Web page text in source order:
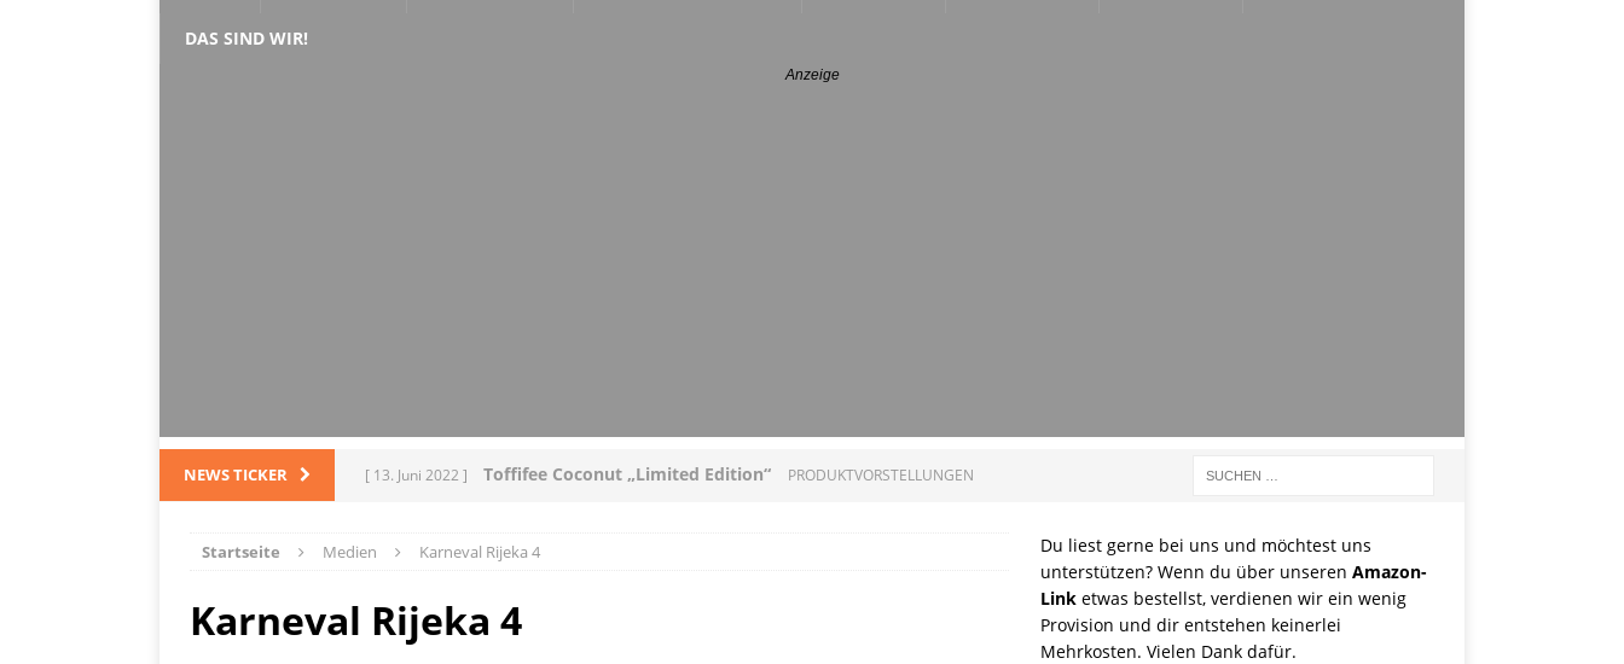
DAS SIND WIR!
NEWS TICKER [ 13. Juni 2022 ] Toffifee Coconut „Limited Edition“ PRODUKTVORSTELLUNGEN
[ 28. Dezember 2021 ]
Startseite Medien Karneval Rijeka 4
Karneval Rijeka 4
Du liest gerne bei uns und möchtest uns
unterstützen? Wenn du über unseren Amazon-
Linketwas bestellst, verdienen wir ein wenig
Provision und dir entstehen keinerlei
Mehrkosten. Vielen Dank dafür.